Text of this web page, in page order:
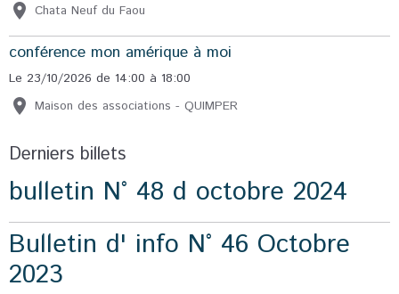
Chata Neuf du Faou
conférence mon amérique à moi
Le 23/10/2026 de 14:00 à 18:00
Maison des associations - QUIMPER
Derniers billets
bulletin N° 48 d octobre 2024
Bulletin d' info N° 46 Octobre
2023